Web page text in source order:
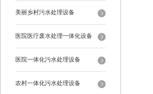
美丽乡村污水处理设备
医院医疗废水处理一体化设备
医院一体化污水处理设备
农村一体化污水处理设备